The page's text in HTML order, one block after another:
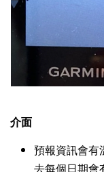
介面
預報資訊會有
去每個日期會